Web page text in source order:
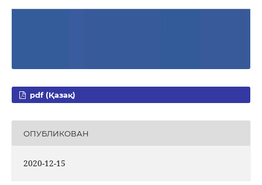
pdf (Қазақ)
ОПУБЛИКОВАН
2020-12-15